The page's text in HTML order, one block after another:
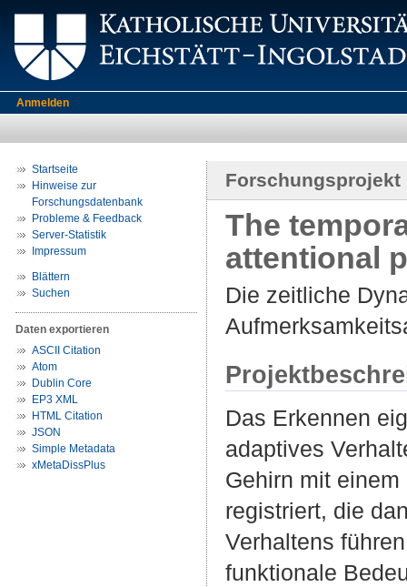
Anmelden
Startseite
Hinweise zur
Forschungsdatenbank
Probleme & Feedback
Server-Statistik
Impressum
Blättern
Suchen
Daten exportieren
ASCII Citation
Atom
Dublin Core
EP3 XML
HTML Citation
JSON
Simple Metadata
xMetaDissPlus
Forschungsprojekt
The
attentional
Die zeitliche
Das Erkennen
adaptives
Gehirn mit
registriert, die
Verhaltens
funktionale